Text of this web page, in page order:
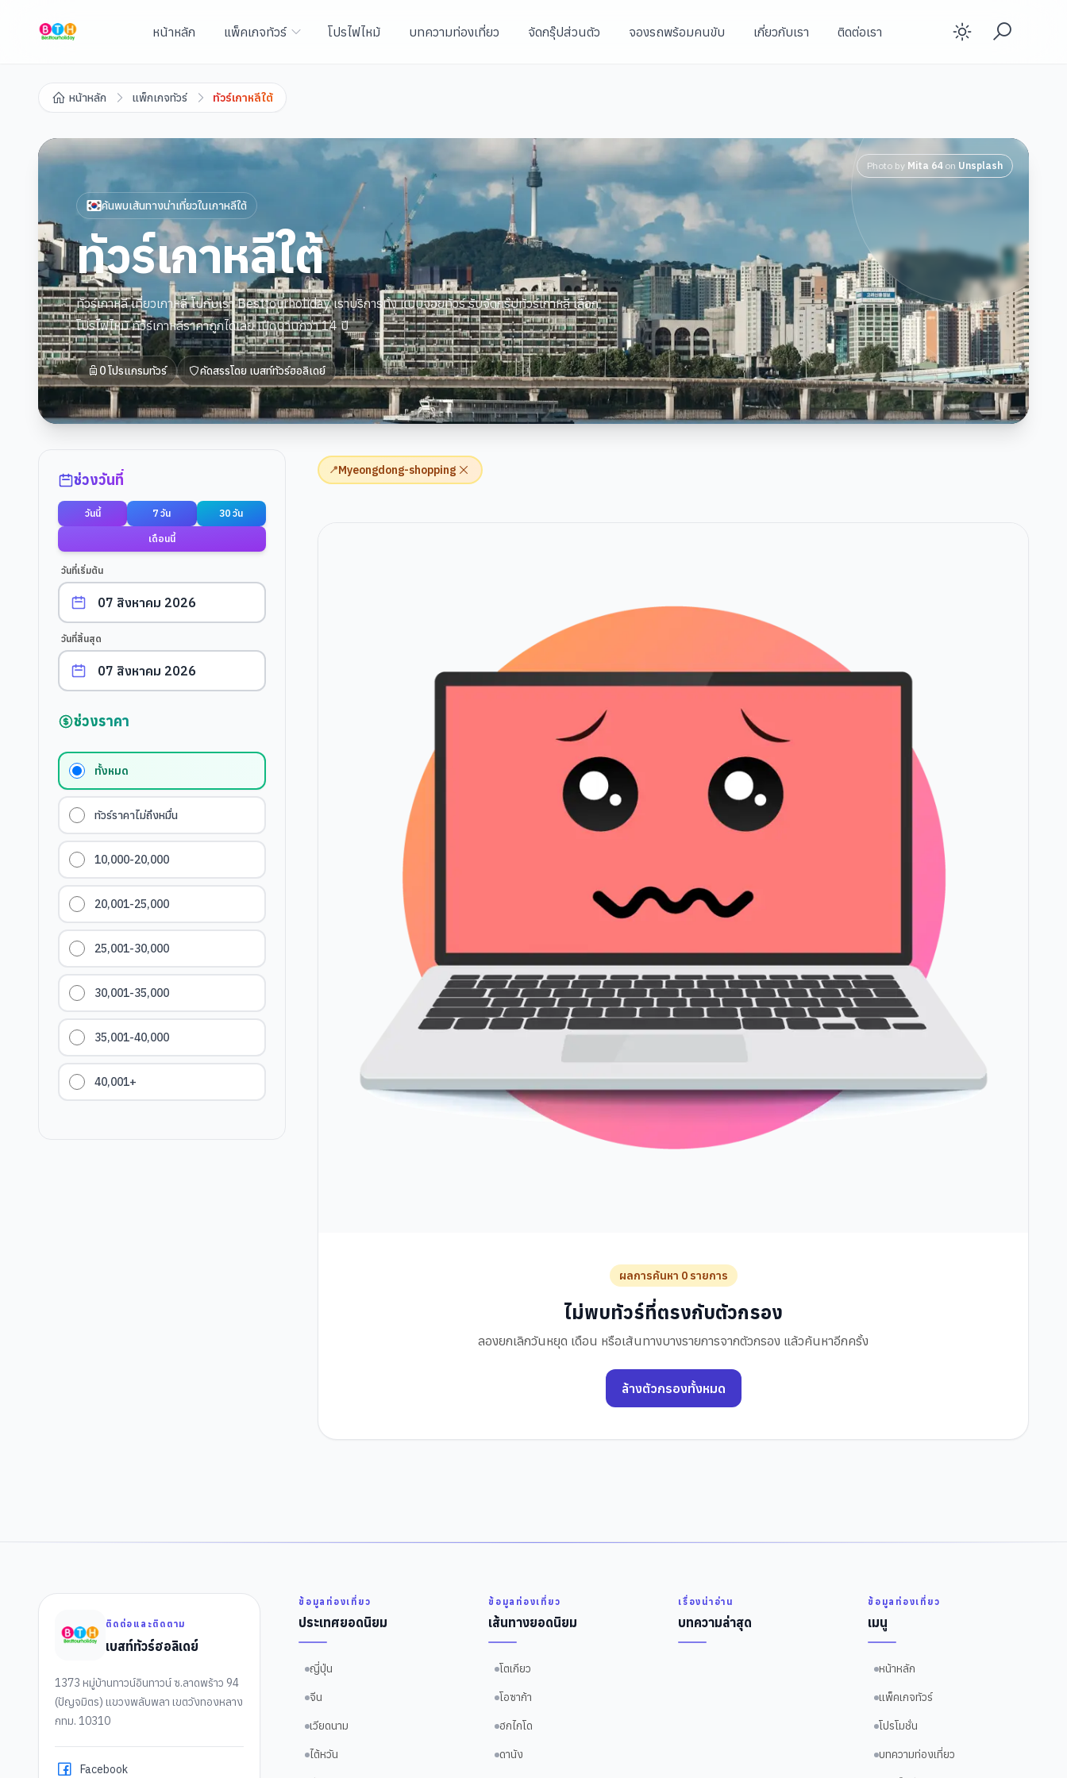
หน้าหลัก แพ็คเกจทัวร์ โปรไฟไหม้ บทความท่องเที่ยว จัดกรุ๊ปส่วนตัว จองรถพร้อมคนขับ เกี่ยวกับเรา ติดต่อเรา Enable
หน้าหลัก แพ็กเกจทัวร์ ทัวร์เกาหลีใต้
Photo by Mita 64 on Unsplash
ค้นพบเส้นทางน่าเที่ยวในเกาหลีใต้
ทัวร์เกาหลีใต้
ทัวร์เกาหลี เที่ยวเกาหลี ไปกับเรา Besttourholiday เราบริการทั้ง แบบจอยทัวร์ รับจัดกรุ๊ปทัวร์เกาหลี เลือก
โปรไฟไหม้ ทัวร์เกาหลีราคาถูกได้เลย เปิดนานกว่า 14 ปี
0โปรแกรมทัวร์ คัดสรรโดย เบสท์ทัวร์ฮอลิเดย์
ช่วงวันที่
วันนี้ 7 วัน 30 วัน
เดือนนี้
วันที่เริ่มต้น
วันที่สิ้นสุด
ช่วงราคา
ทั้งหมด
ทัวร์ราคาไม่ถึงหมื่น
10,000-20,000
20,001-25,000
25,001-30,000
30,001-35,000
35,001-40,000
40,001+
📍Myeongdong-shopping
ผลการค้นหา 0 รายการ
ไม่พบทัวร์ที่ตรงกับตัวกรอง
ลองยกเลิกวันหยุด เดือน หรือเส้นทางบางรายการจากตัวกรอง แล้วค้นหาอีกครั้ง
ล้างตัวกรองทั้งหมด
ติดต่อและติดตาม
เบสท์ทัวร์ฮอลิเดย์
1373 หมู่บ้านทาวน์อินทาวน์ ซ.ลาดพร้าว 94
(ปัญจมิตร) แขวงพลับพลา เขตวังทองหลาง
กทม. 10310
Facebook
ข้อมูลท่องเที่ยว
ประเทศยอดนิยม
ญี่ปุ่น
จีน
เวียดนาม
ไต้หวัน
ข้อมูลท่องเที่ยว
เส้นทางยอดนิยม
โตเกียว
โอซาก้า
ฮกไกโด
ดานัง
เรื่องน่าอ่าน
บทความล่าสุด
ข้อมูลท่องเที่ยว
เมนู
หน้าหลัก
แพ็คเกจทัวร์
โปรโมชั่น
บทความท่องเที่ยว